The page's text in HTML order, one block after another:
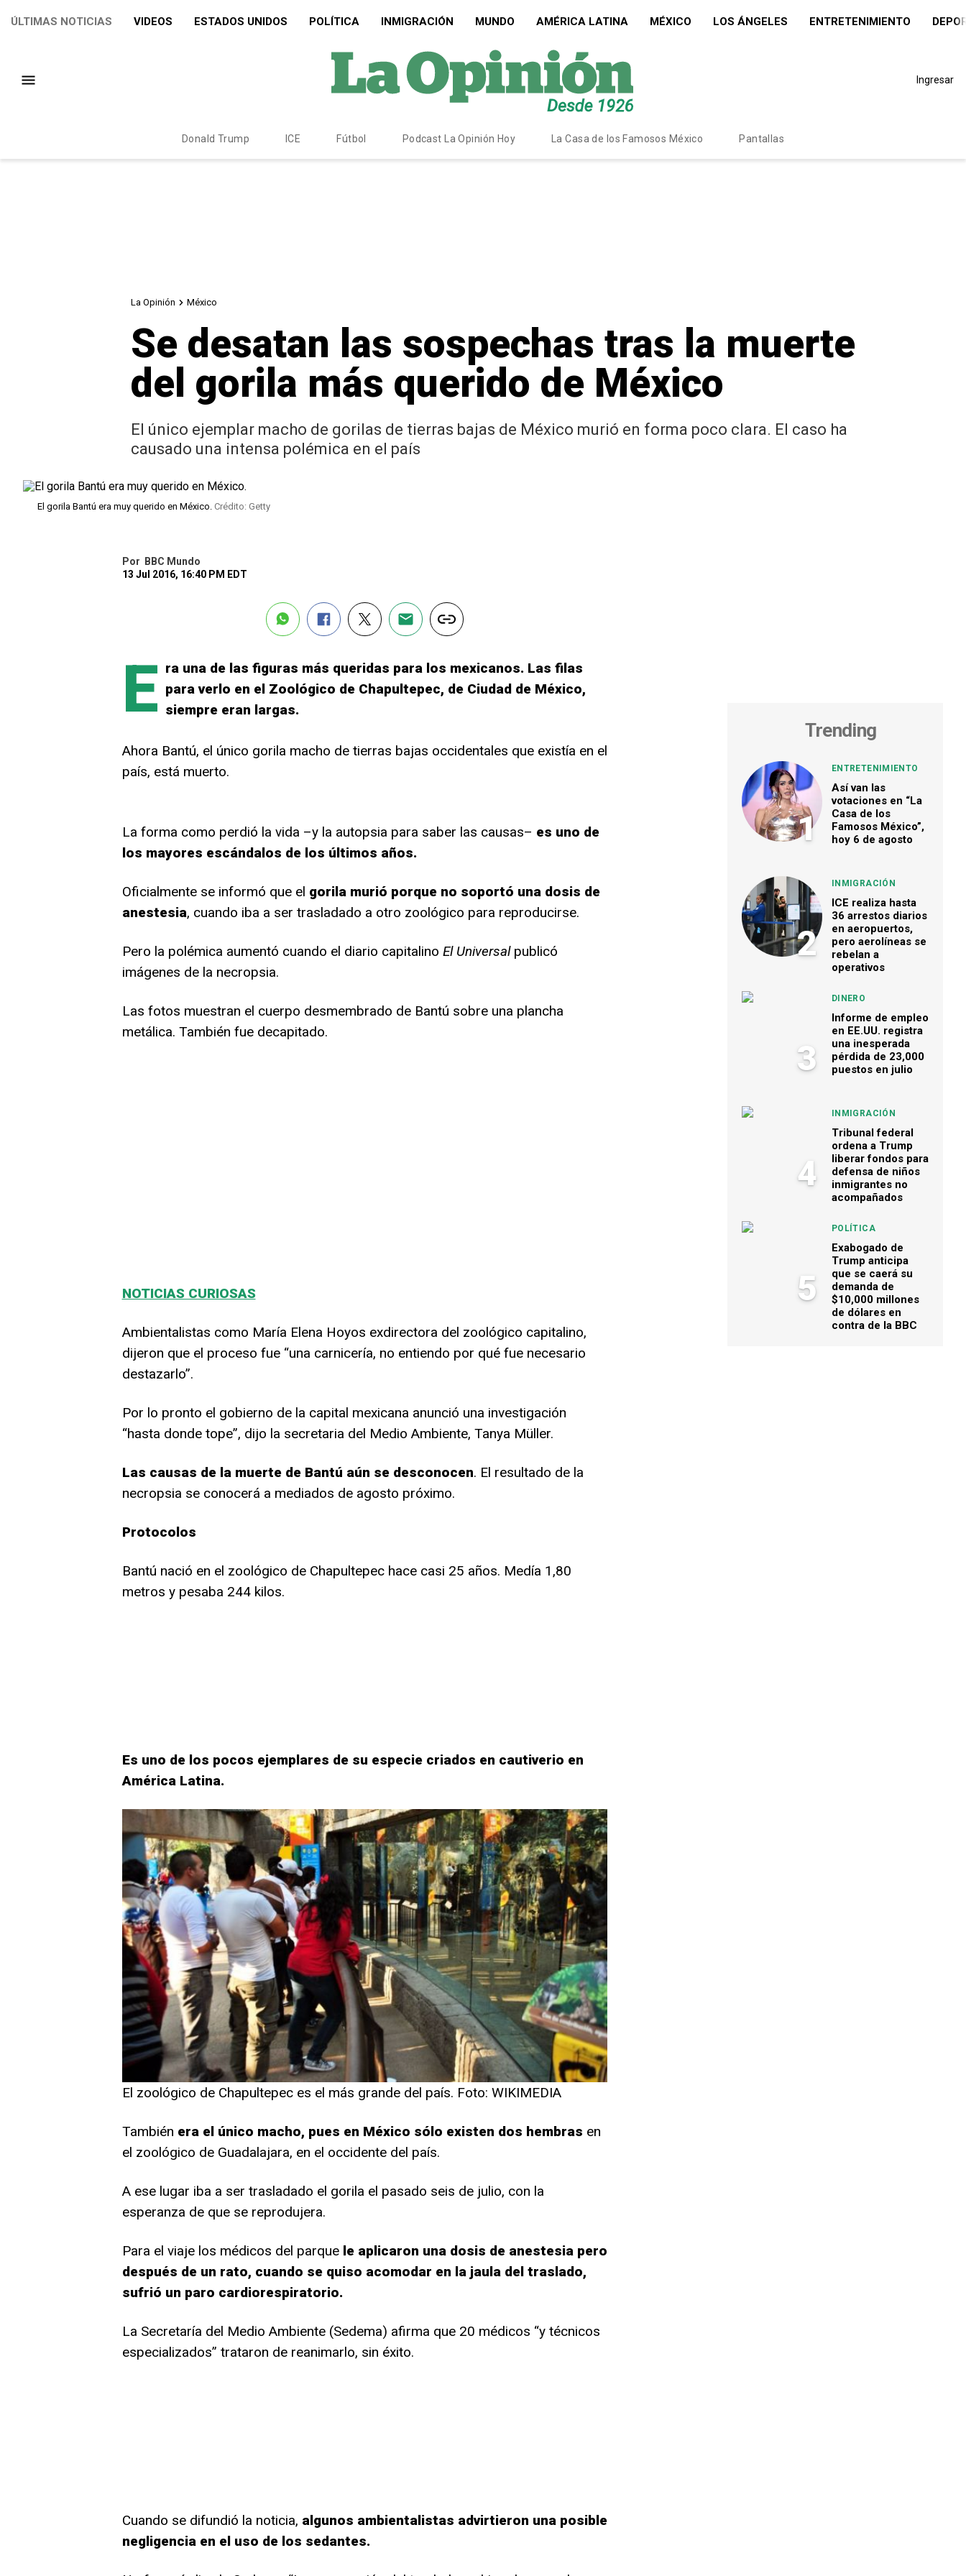
ÚLTIMAS NOTICIAS VIDEOS ESTADOS UNIDOS POLÍTICA INMIGRACIÓN MUNDO AMÉRICA LATINA MÉXICO LOS ÁNGELES ENTRETENIMIENTO
Ingresar
Donald Trump ICE Fútbol Podcast La Opinión Hoy La Casa de los Famosos México Pantallas
La Opinión México
Se desatan las sospechas tras la muerte
del gorila más querido de México
El único ejemplar macho de gorilas de tierras bajas de México murió en forma poco clara. El caso ha
causado una intensa polémica en el país
El gorila Bantú era muy querido en México. Crédito: Getty
Por
BBC Mundo
13 Jul 2016, 16:40 PM EDT
E ra una de las figuras más queridas para los mexicanos. Las filas
para verlo en el Zoológico de Chapultepec, de Ciudad de México,
siempre eran largas.
Ahora Bantú, el único gorila macho de tierras bajas occidentales que existía en el
país, está muerto.
La forma como perdió la vida –y la autopsia para saber las causas– es uno de
los mayores escándalos de los últimos años.
Oficialmente se informó que el gorila murió porque no soportó una dosis de
anestesia, cuando iba a ser trasladado a otro zoológico para reproducirse.
Pero la polémica aumentó cuando el diario capitalino El Universal publicó
imágenes de la necropsia.
Las fotos muestran el cuerpo desmembrado de Bantú sobre una plancha
metálica. También fue decapitado.
NOTICIAS CURIOSAS
Ambientalistas como María Elena Hoyos exdirectora del zoológico capitalino,
dijeron que el proceso fue “una carnicería, no entiendo por qué fue necesario
destazarlo”.
Por lo pronto el gobierno de la capital mexicana anunció una investigación
“hasta donde tope”, dijo la secretaria del Medio Ambiente, Tanya Müller.
Las causas de la muerte de Bantú aún se desconocen. El resultado de la
necropsia se conocerá a mediados de agosto próximo.
Protocolos
Bantú nació en el zoológico de Chapultepec hace casi 25 años. Medía 1,80
metros y pesaba 244 kilos.
Es uno de los pocos ejemplares de su especie criados en cautiverio en
América Latina.
El zoológico de Chapultepec es el más grande del país. Foto: WIKIMEDIA
También era el único macho, pues en México sólo existen dos hembras en
el zoológico de Guadalajara, en el occidente del país.
A ese lugar iba a ser trasladado el gorila el pasado seis de julio, con la
esperanza de que se reprodujera.
Para el viaje los médicos del parque le aplicaron una dosis de anestesia pero
después de un rato, cuando se quiso acomodar en la jaula del traslado,
sufrió un paro cardiorespiratorio.
La Secretaría del Medio Ambiente (Sedema) afirma que 20 médicos “y técnicos
especializados” trataron de reanimarlo, sin éxito.
Cuando se difundió la noticia, algunos ambientalistas advirtieron una posible
negligencia en el uso de los sedantes.
Trending
1
ENTRETENIMIENTO
Así van las
votaciones en “La
Casa de los
Famosos México”,
hoy 6 de agosto
2
INMIGRACIÓN
ICE realiza hasta
36 arrestos diarios
en aeropuertos,
pero aerolíneas se
rebelan a
operativos
3
DINERO
Informe de empleo
en EE.UU. registra
una inesperada
pérdida de 23,000
puestos en julio
4
INMIGRACIÓN
Tribunal federal
ordena a Trump
liberar fondos para
defensa de niños
inmigrantes no
acompañados
5
POLÍTICA
Exabogado de
Trump anticipa
que se caerá su
demanda de
$10,000 millones
de dólares en
contra de la BBC